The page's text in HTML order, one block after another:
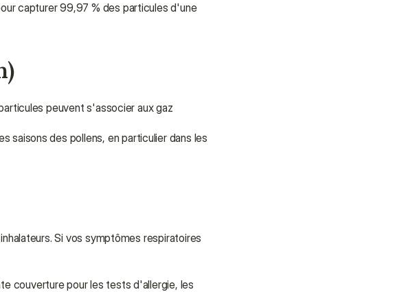
capturer 99,97 % des particules d'une
peuvent s'associer aux gaz
saisons des pollens, en particulier dans les
Si vos symptômes respiratoires
couverture pour les tests d'allergie, les